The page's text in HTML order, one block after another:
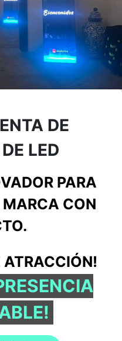
DE
LED
PARA
MARCA CON
ATRACCIÓN!